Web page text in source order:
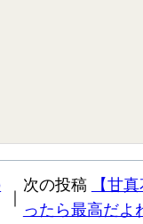
｜
次の投稿
【甘
ったら最高だよ